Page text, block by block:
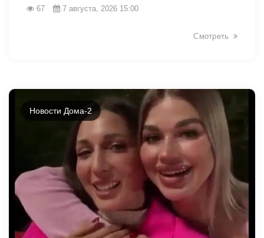
67 7 августа, 2026 15:00
Смотреть
Новости Дома-2